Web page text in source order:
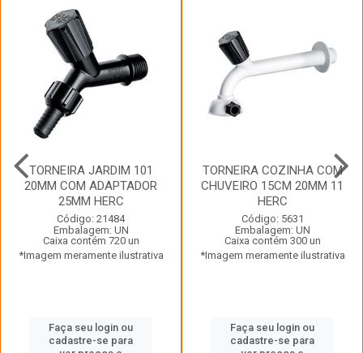
TORNEIRA JARDIM 101
20MM COM ADAPTADOR
25MM HERC
Código: 21484
Embalagem: UN
Caixa contém 720 un
*Imagem meramente ilustrativa
Faça seu login ou
cadastre-se para
TORNEIRA COZINHA COM
CHUVEIRO 15CM 20MM 11
HERC
Código: 5631
Embalagem: UN
Caixa contém 300 un
*Imagem meramente ilustrativa
Faça seu login ou
cadastre-se para